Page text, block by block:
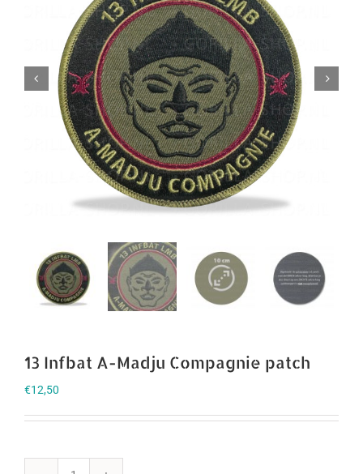
 
13 Infbat A-Madju Compagnie patch
€12,50